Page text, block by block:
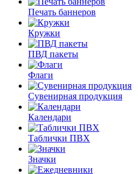
Печать баннеров
Кружки
ПВД пакеты
Флаги
Сувенирная продукция
Календари
Таблички ПВХ
Значки